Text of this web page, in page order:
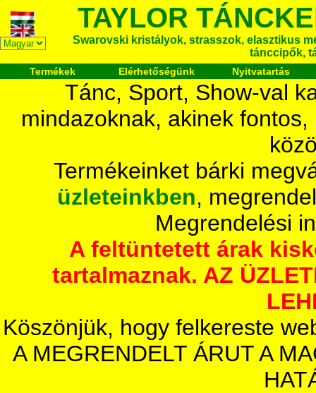
TAYLOR
Swarovski kristályok, strasszok, elasztikus
tánccipők,
Termékek Elérhetőségünk Nyitvatartás
Tánc, Sport, Show-val
mindazoknak, akinek
Termékeinket bárki
üzleteinkben,
Megrendelési
A feltüntetett árak
tartalmaznak. AZ
Köszönjük, hogy felkereste
A MEGRENDELT ÁRUT A